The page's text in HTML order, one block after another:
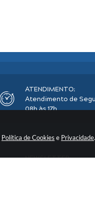
Política de Cookies e Privacidade.
ATENDIMENTO:
Atendimento de
08h às 17h
NEWSLETTER: